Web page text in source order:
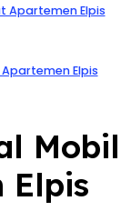
Apartemen Elpis
Elpis
Mobil
Elpis